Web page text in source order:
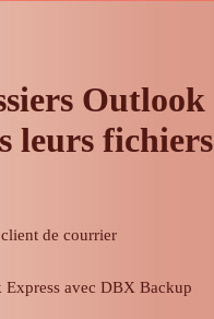
Outlook
leurs fichiers
de courrier